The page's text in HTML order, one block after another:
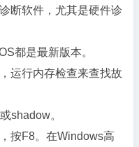
断软件，尤其是硬件诊
都是最新版本。
运行内存检查来查找故
shadow。
按F8。在Windows高